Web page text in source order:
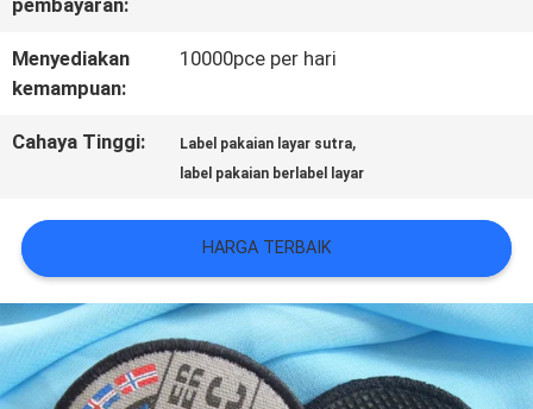
SEMUA
KASUS
VR
SHOW
SITEMAP
pembayaran:
Menyediakan
kemampuan:
10000pce per hari
Cahaya Tinggi: Label pakaian layar sutra,
label pakaian berlabel layar
HARGA TERBAIK